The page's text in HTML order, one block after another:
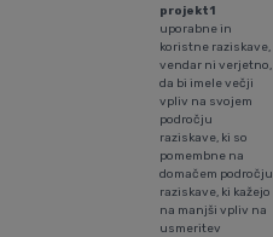
projekt1
uporabne in
koristne raziskave,
vendar ni verjetno,
da bi imele večji
vpliv na svojem
področju
raziskave, ki so
pomembne na
domačem področju
raziskave, ki kažejo
na manjši vpliv na
usmeritev